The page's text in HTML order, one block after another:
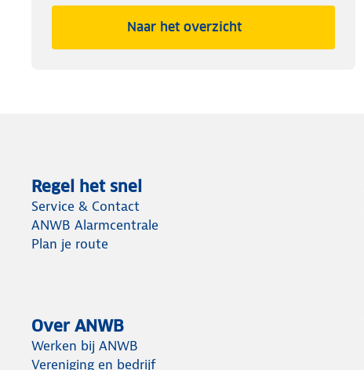
Naar het overzicht
Regel het snel
Service & Contact
ANWB Alarmcentrale
Plan je route
Over ANWB
Werken bij ANWB
Vereniging en bedrijf